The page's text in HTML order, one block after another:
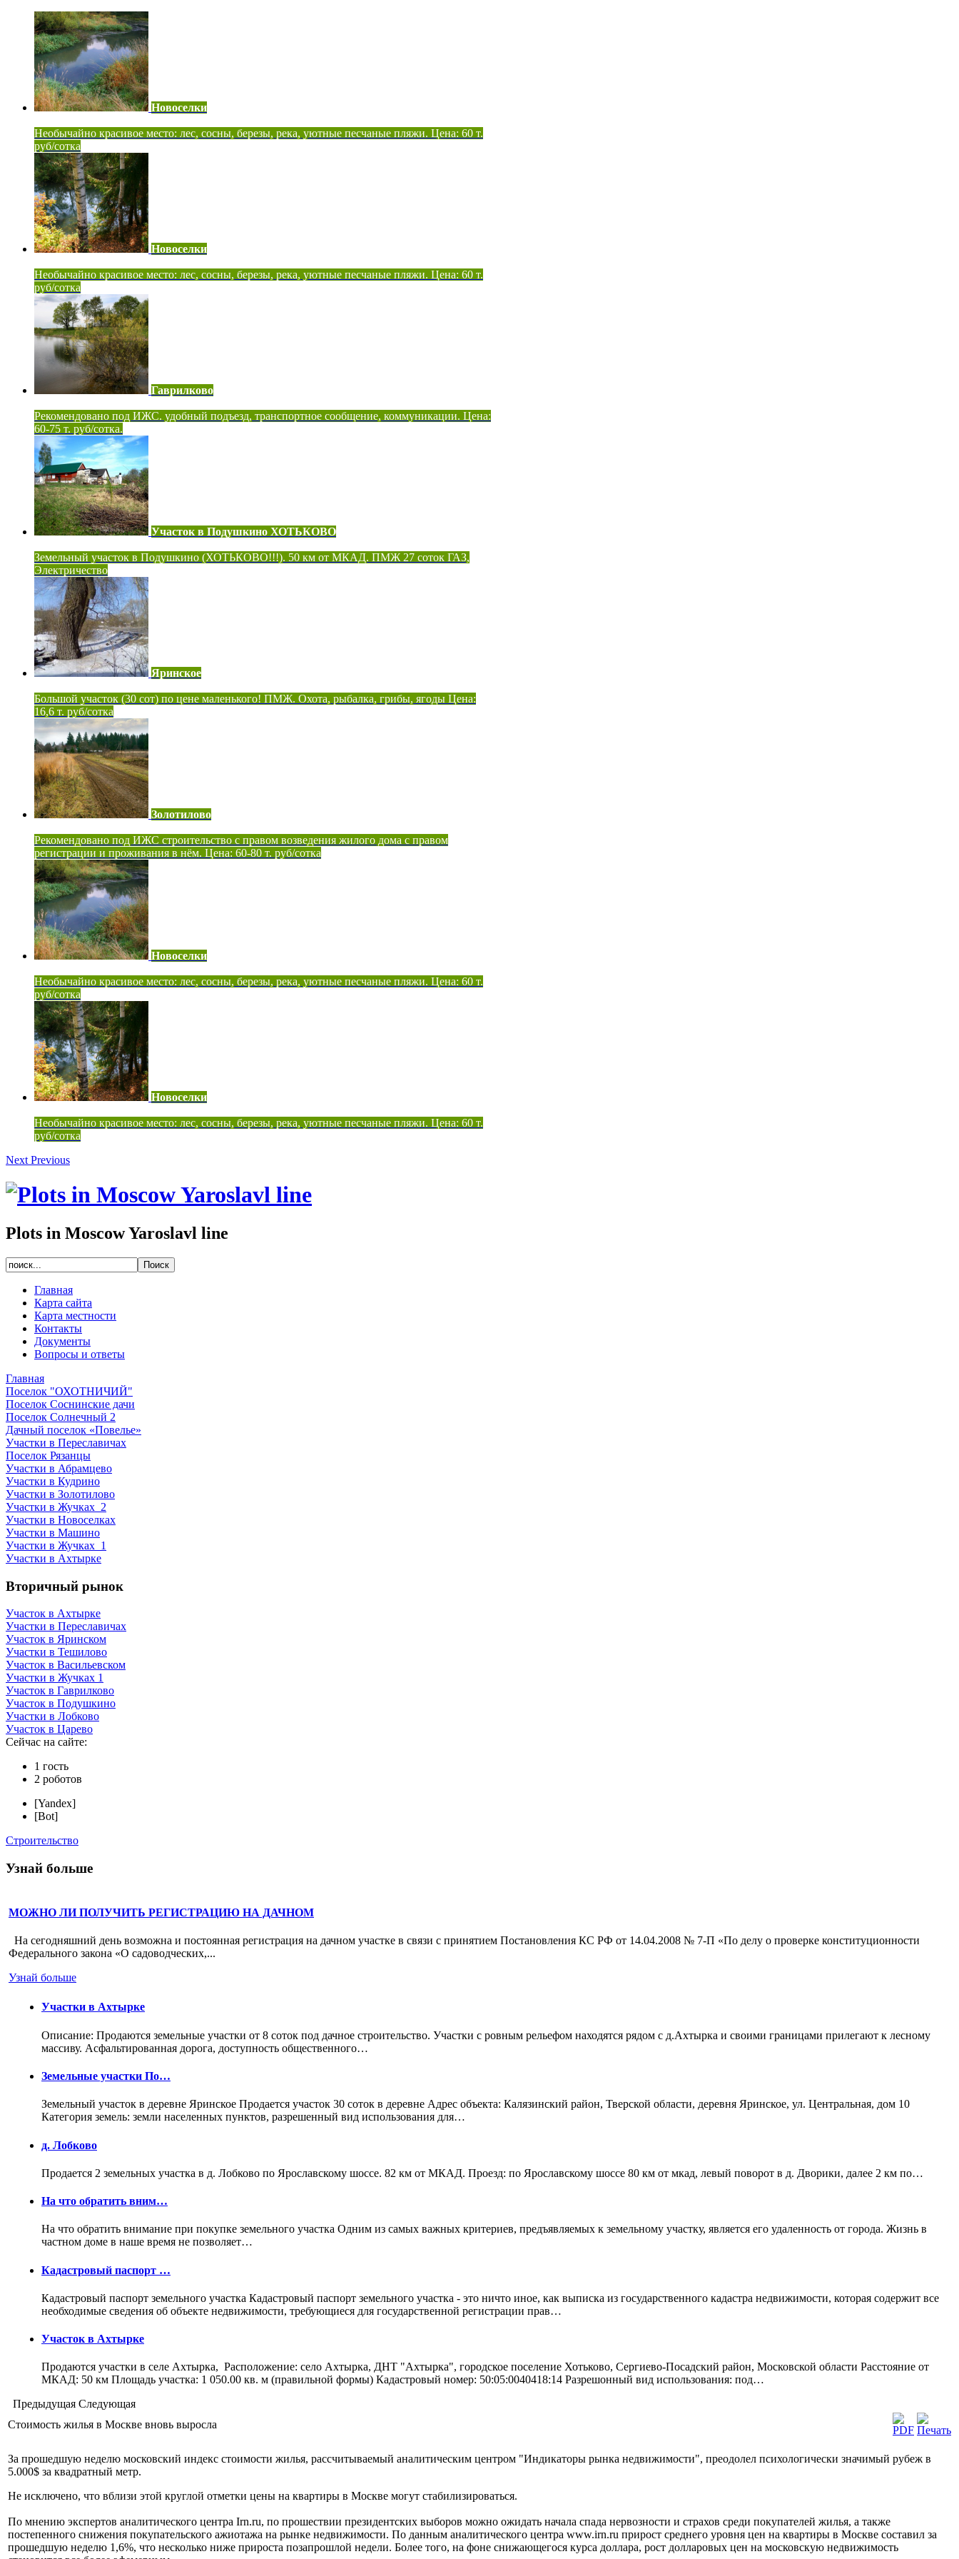
Новоселки
Необычайно красивое место: лес, сосны, березы, река, уютные песчаные пляжи. Цена: 60 т.
руб/сотка
Новоселки
Необычайно красивое место: лес, сосны, березы, река, уютные песчаные пляжи. Цена: 60 т.
руб/сотка
Гаврилково
Рекомендовано под ИЖС. удобный подъезд, транспортное сообщение, коммуникации. Цена:
60-75 т. руб/сотка.
Участок в Подушкино ХОТЬКОВО
Земельный участок в Подушкино (ХОТЬКОВО!!!). 50 км от МКАД. ПМЖ 27 соток ГАЗ,
Электричество
Яринское
Большой участок (30 сот) по цене маленького! ПМЖ. Охота, рыбалка, грибы, ягоды Цена:
16,6 т. руб/сотка
Золотилово
Рекомендовано под ИЖС строительство с правом возведения жилого дома с правом
регистрации и проживания в нём. Цена: 60-80 т. руб/сотка
Новоселки
Необычайно красивое место: лес, сосны, березы, река, уютные песчаные пляжи. Цена: 60 т.
руб/сотка
Новоселки
Необычайно красивое место: лес, сосны, березы, река, уютные песчаные пляжи. Цена: 60 т.
руб/сотка
Next Previous
Plots in Moscow Yaroslavl line
Главная
Карта сайта
Карта местности
Контакты
Документы
Вопросы и ответы
Главная
Поселок "ОХОТНИЧИЙ"
Поселок Соснинские дачи
Поселок Солнечный 2
Дачный поселок «Повелье»
Участки в Переславичах
Поселок Рязанцы
Участки в Абрамцево
Участки в Кудрино
Участки в Золотилово
Участки в Жучках_2
Участки в Новоселках
Участки в Машино
Участки в Жучках_1
Участки в Ахтырке
Вторичный рынок
Участок в Ахтырке
Участки в Переславичах
Участок в Яринском
Участки в Тешилово
Участок в Васильевском
Участки в Жучках 1
Участок в Гаврилково
Участок в Подушкино
Участки в Лобково
Участок в Царево
Сейчас на сайте:
1 гость
2 роботов
[Yandex]
[Bot]
Строительство
Узнай больше
МОЖНО ЛИ ПОЛУЧИТЬ РЕГИСТРАЦИЮ НА ДАЧНОМ
На сегодняшний день возможна и постоянная регистрация на дачном участке в связи с принятием Постановления КС РФ от 14.04.2008 № 7-П «По делу о проверке конституционности
Федерального закона «О садоводческих,...
Узнай больше
Участки в Ахтырке
Описание: Продаются земельные участки от 8 соток под дачное строительство. Участки с ровным рельефом находятся рядом с д.Ахтырка и своими границами прилегают к лесному
массиву. Асфальтированная дорога, доступность общественного…
Земельные участки По…
Земельный участок в деревне Яринское Продается участок 30 соток в деревне Адрес объекта: Калязинский район, Тверской области, деревня Яринское, ул. Центральная, дом 10
Категория земель: земли населенных пунктов, разрешенный вид использования для…
д. Лобково
Продается 2 земельных участка в д. Лобково по Ярославскому шоссе. 82 км от МКАД. Проезд: по Ярославскому шоссе 80 км от мкад, левый поворот в д. Дворики, далее 2 км по…
На что обратить вним…
На что обратить внимание при покупке земельного участка Одним из самых важных критериев, предъявляемых к земельному участку, является его удаленность от города. Жизнь в
частном доме в наше время не позволяет…
Кадастровый паспорт …
Кадастровый паспорт земельного участка Кадастровый паспорт земельного участка - это ничто иное, как выписка из государственного кадастра недвижимости, которая содержит все
необходимые сведения об объекте недвижимости, требующиеся для государственной регистрации прав…
Участок в Ахтырке
Продаются участки в селе Ахтырка, Расположение: село Ахтырка, ДНТ "Ахтырка", городское поселение Хотьково, Сергиево-Посадский район, Московской области Расстояние от
МКАД: 50 км Площадь участка: 1 050.00 кв. м (правильной формы) Кадастровый номер: 50:05:0040418:14 Разрешонный вид использования: под…
Предыдущая Следующая
Стоимость жилья в Москве вновь выросла
За прошедшую неделю московский индекс стоимости жилья, рассчитываемый аналитическим центром "Индикаторы рынка недвижимости", преодолел психологически значимый рубеж в
5.000$ за квадратный метр.
Не исключено, что вблизи этой круглой отметки цены на квартиры в Москве могут стабилизироваться.
По мнению экспертов аналитического центра Irn.ru, по прошествии президентских выборов можно ожидать начала спада нервозности и страхов среди покупателей жилья, а также
постепенного снижения покупательского ажиотажа на рынке недвижимости. По данным аналитического центра www.irn.ru прирост среднего уровня цен на квартиры в Москве составил за
прошедшую неделю 1,6%, что несколько ниже прироста позапрошлой недели. Более того, на фоне снижающегося курса доллара, рост долларовых цен на московскую недвижимость